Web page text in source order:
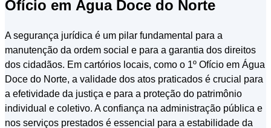
Ofício em Água Doce do Norte
A segurança jurídica é um pilar fundamental para a
manutenção da ordem social e para a garantia dos direitos
dos cidadãos. Em cartórios locais, como o 1º Ofício em Água
Doce do Norte, a validade dos atos praticados é crucial para
a efetividade da justiça e para a proteção do patrimônio
individual e coletivo. A confiança na administração pública e
nos serviços prestados é essencial para a estabilidade da